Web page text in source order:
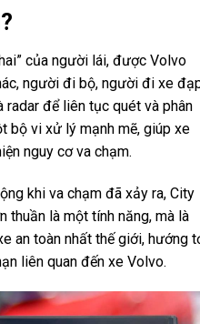
của người lái, được Volvo
người đi bộ, người đi xe
để liên tục quét và phân
bộ vi xử lý mạnh mẽ, giúp xe
nguy cơ va chạm.
khi va chạm đã xảy ra, City
thuần là một tính năng, mà là
an toàn nhất thế giới, hướng
liên quan đến xe Volvo.